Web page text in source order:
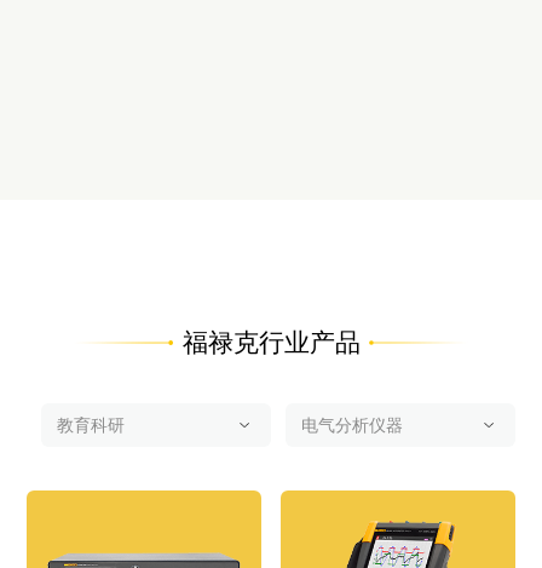
福禄克行业产品